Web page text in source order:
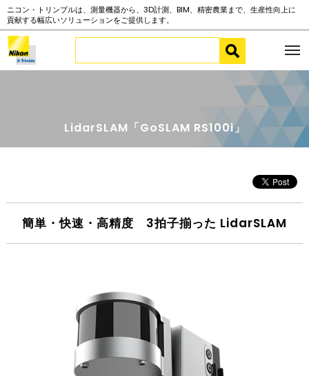
ニコン・トリンブルは、測量機器から、3D計測、BIM、精密農業まで、生産性向上に
貢献する幅広いソリューションをご提供します。
LidarSLAM「GoSLAM RS100i」
簡単・快速・高精度 3拍子揃った LidarSLAM